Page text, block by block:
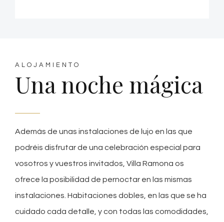
ALOJAMIENTO
Una noche mágica
Además de unas instalaciones de lujo en las que
podréis disfrutar de una celebración especial para
vosotros y vuestros invitados, Villa Ramona os
ofrece la posibilidad de pernoctar en las mismas
instalaciones. Habitaciones dobles, en las que se ha
cuidado cada detalle, y con todas las comodidades,